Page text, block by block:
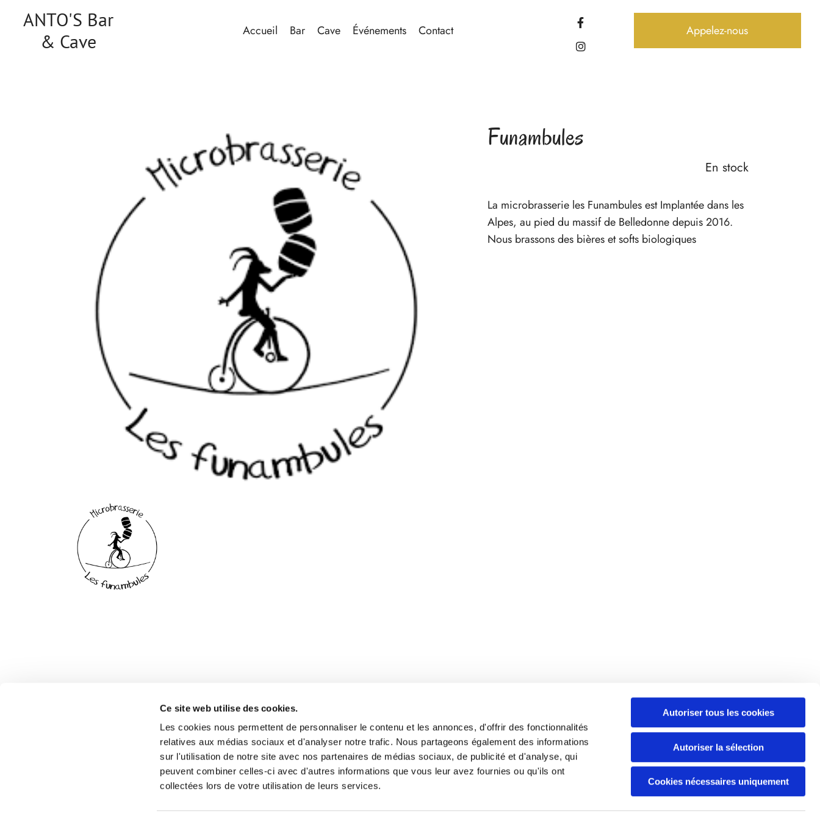
Ce site web utilise des cookies.
Les cookies nous permettent de personnaliser le contenu et les annonces, d'offrir des fonctionnalités
relatives aux médias sociaux et d'analyser notre trafic. Nous partageons également des informations
sur l'utilisation de notre site avec nos partenaires de médias sociaux, de publicité et d'analyse, qui
peuvent combiner celles-ci avec d'autres informations que vous leur avez fournies ou qu'ils ont
collectées lors de votre utilisation de leurs services.
Autoriser tous les cookies
Autoriser la sélection
Cookies nécessaires uniquement
ANTO'S Bar
& Cave
Accueil Bar Cave Événements Contact Appelez-nous
Funambules
En stock
La microbrasserie les Funambules est Implantée dans les
Alpes, au pied du massif de Belledonne depuis 2016.
Nous brassons des bières et softs biologiques
ANTO'S Bar & Cave
2 Pl. Ampère, 69250 Neuville-sur-Saône,
France
antosbar69@gmail.com
Politique de gestion des données
personnelles et cookies